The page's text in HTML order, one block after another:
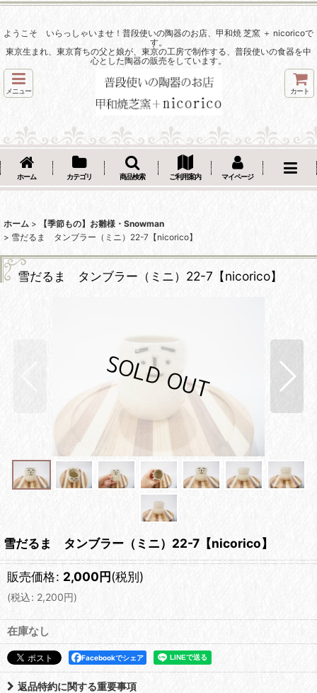
ようこそ いらっしゃいませ！普段使いの陶器のお店、甲和焼 芝窯 ＋ nicoricoで
す。
東京生まれ、東京育ちの父と娘が、東京の工房で制作する、普段使いの食器を中
心とした陶器の販売をしています。
メニュー カート
ホーム カテゴリ 商品検索 ご利用案内 マイページ
ホーム >
【季節もの】お雛様・Snowman
> 雪だるま タンブラー（ミニ）22-7【nicorico】
雪だるま タンブラー（ミニ）22-7【nicorico】
雪だるま タンブラー（ミニ）22-7【nicorico】
販売価格: 2,000円(税別)
(税込: 2,200円)
在庫なし
Facebookでシェア
返品特約に関する重要事項